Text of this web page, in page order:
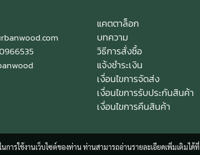
แคตตาล็อก
บทความ
วิธีการสั่งซื้อ
แจ้งชำระเงิน
เงื่อนไขการจัดส่ง
เงื่อนไขการรับประกันสินค้า
เงื่อนไขการคืนสินค้า
ารใช้งานเว็บไซต์ของท่าน ท่านสามารถอ่านรายละเอียดเพิ่มเติมได้ที่